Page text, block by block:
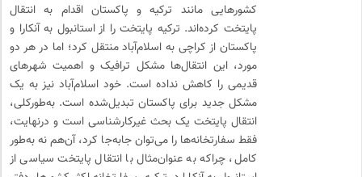
کشورهایی مانند ترکیه و پاکستان اقدام به انتقال
پایتخت کرده‌اند. ترکیه پایتخت را از استانبول به آنکارا و
پاکستان از کراچی به اسلام‌آباد منتقل کرد؛ اما در هر دو
مورد، این انتقال‌ها مشکل ترافیک و اهمیت شهرهای
قدیمی را کاهش نداده است. خود اسلام‌آباد نیز به یک
مشکل جدید برای پاکستان تبدیل‌شده است. به‌طورکلی،
انتقال پایتخت یک بحث غیرکارشناسی است و درنهایت،
فقط سفارتخانه‌ها را می‌توان جابه‌جا کرد، آن‌هم نه به‌طور
کامل، چراکه به عنوان‌مثال با انتقال پایتخت سیاسی از